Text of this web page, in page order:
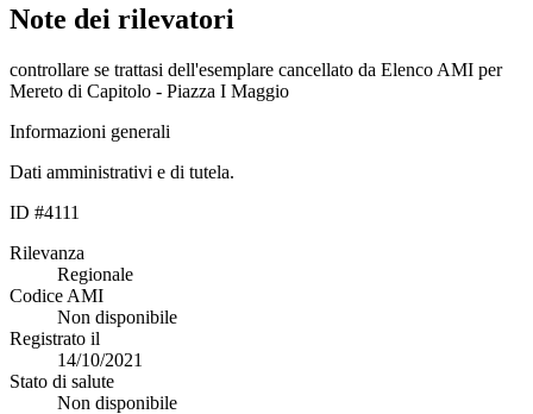
Note dei rilevatori
controllare se trattasi dell'esemplare cancellato da Elenco AMI per
Mereto di Capitolo - Piazza I Maggio
Informazioni generali
Dati amministrativi e di tutela.
ID #4111
Rilevanza
Regionale
Codice AMI
Non disponibile
Registrato il
14/10/2021
Stato di salute
Non disponibile